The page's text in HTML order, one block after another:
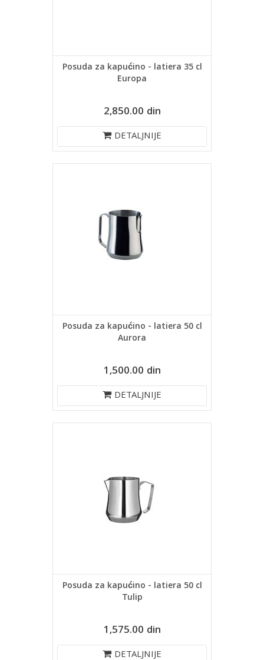
Posuda za kapućino - latiera 35 cl
Europa
2,850.00 din
DETALJNIJE
Posuda za kapućino - latiera 50 cl
Aurora
1,500.00 din
DETALJNIJE
Posuda za kapućino - latiera 50 cl
Tulip
1,575.00 din
DETALJNIJE